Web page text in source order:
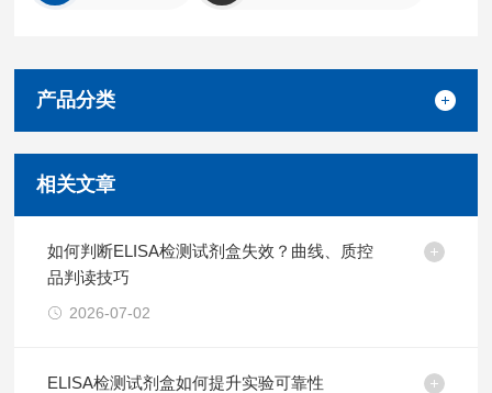
产品分类
相关文章
如何判断ELISA检测试剂盒失效？曲线、质控
品判读技巧
2026-07-02
ELISA检测试剂盒如何提升实验可靠性